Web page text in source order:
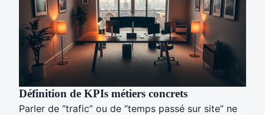
Définition de KPIs métiers concrets
Parler de “trafic” ou de “temps passé sur site” ne